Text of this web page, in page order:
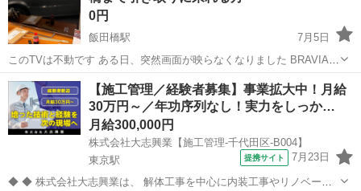
0円
飯田橋駅
7月5日
このTVは不動です ある日、突然画面が映らなくなりました BRAVIA
kj-50w870c 千代田区飯田橋
東京 千代田区 飯田橋駅 テレビ
【施工管理／経験者募集】事業拡大中！月給
30万円～／年功序列なし！実力をしっか…
月給300,000円
株式会社大志興業【施工管理-千代田区-B004】
東京駅
提携サイト 7月23日
◆ ◆ 株式会社大志興業は、 解体工事を中心に内装工事やリノベーシ